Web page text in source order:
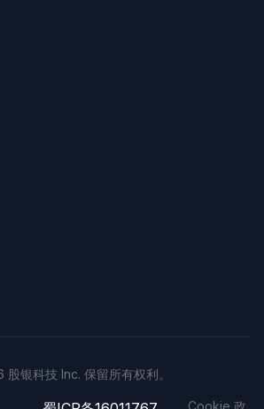
银科技 Inc. 保留所有权利。
Cookie 政